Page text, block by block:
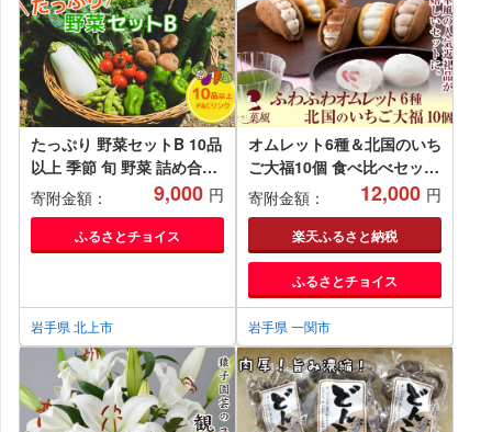
たっぷり 野菜セットB 10品
以上 季節 旬 野菜 詰め合せ
国産 季節 旬 おまかせ 産地
直送 春野菜 夏野菜 秋野菜
きのこ 葉物 果物 果菜 根菜
冷蔵 野菜室 ダイエット 食
岩手県産 北上産 季節限定
山菜 ブロッコリー たまねぎ
さつまいも とうもろこし サ
ラダ トマト しいたけ アス
パラガス 送料無料 岩手県
北上市 C0502
寄附金額： 9,000 円
ふるさとチョイス
岩手県 北上市
オムレット6種＆北国のいち
ご大福10個 食べ比べセット
【 オムレット いちご大福
冷凍 スイーツ お菓子 人気
ギフト プレゼント 】
寄附金額： 12,000 円
楽天ふるさと納税
ふるさとチョイス
岩手県 一関市